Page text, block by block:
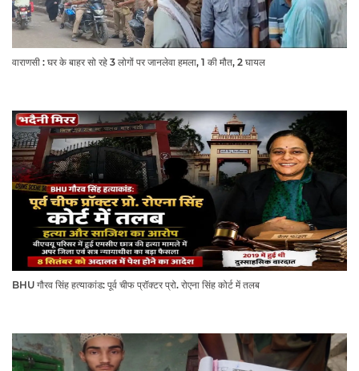
वाराणसी : घर के बाहर सो रहे 3 लोगों पर जानलेवा हमला, 1 की मौत, 2 घायल
BHU गौरव सिंह हत्याकांड: पूर्व चीफ प्रॉक्टर प्रो. रोएना सिंह कोर्ट में तलब